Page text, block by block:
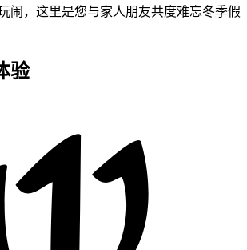
闹，这里是您与家人朋友共度难忘冬季假
验